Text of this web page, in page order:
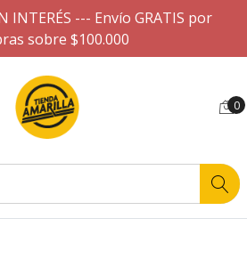
INTERÉS --- Envío GRATIS por
sobre $100.000
0